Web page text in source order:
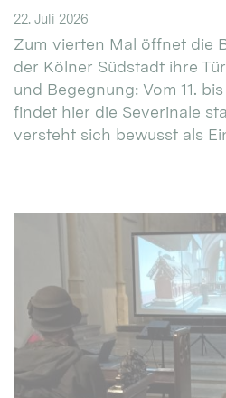
22. Juli 2026
Zum vierten Mal öffnet die
der Kölner Südstadt ihre
und Begegnung: Vom 11.
findet hier die Severinale
versteht sich bewusst als